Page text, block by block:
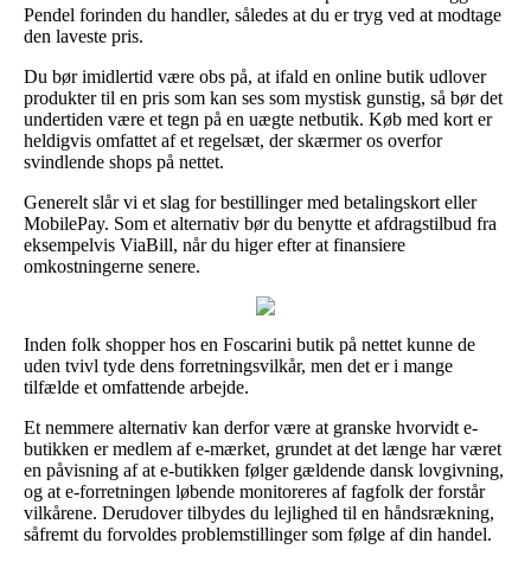
Pendel forinden du handler, således at du er tryg ved at modtage
den laveste pris.
Du bør imidlertid være obs på, at ifald en online butik udlover
produkter til en pris som kan ses som mystisk gunstig, så bør det
undertiden være et tegn på en uægte netbutik. Køb med kort er
heldigvis omfattet af et regelsæt, der skærmer os overfor
svindlende shops på nettet.
Generelt slår vi et slag for bestillinger med betalingskort eller
MobilePay. Som et alternativ bør du benytte et afdragstilbud fra
eksempelvis ViaBill, når du higer efter at finansiere
omkostningerne senere.
Inden folk shopper hos en Foscarini butik på nettet kunne de
uden tvivl tyde dens forretningsvilkår, men det er i mange
tilfælde et omfattende arbejde.
Et nemmere alternativ kan derfor være at granske hvorvidt e-
butikken er medlem af e-mærket, grundet at det længe har været
en påvisning af at e-butikken følger gældende dansk lovgivning,
og at e-forretningen løbende monitoreres af fagfolk der forstår
vilkårene. Derudover tilbydes du lejlighed til en håndsrækning,
såfremt du forvoldes problemstillinger som følge af din handel.